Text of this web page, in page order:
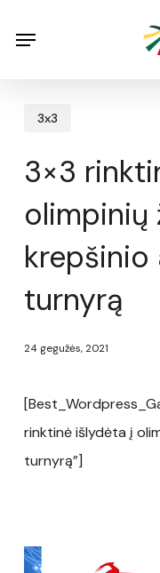
Menu
3x3
3×3
olimpinių
krepšinio
turnyrą
24 gegužės, 2021
rinktinė išlydėta į
turnyrą”]